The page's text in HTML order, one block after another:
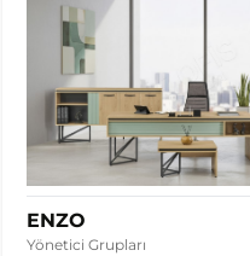
ENZO
Yönetici Grupları